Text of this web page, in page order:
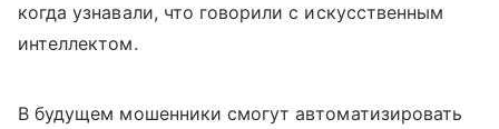
когда узнавали, что говорили с искусственным
интеллектом.
В будущем мошенники смогут автоматизировать